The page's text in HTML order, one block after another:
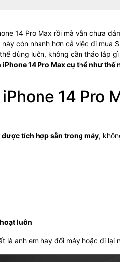
14 Pro Max rồi mà vẫn chưa
còn nhanh hơn cả việc đi mua
dùng luôn, không cần tháo lắp gì
iPhone 14 Pro Max cụ thể như thế
14 Pro
được tích hợp sẵn trong máy,
luôn
là anh em hay đổi máy hoặc đi lại